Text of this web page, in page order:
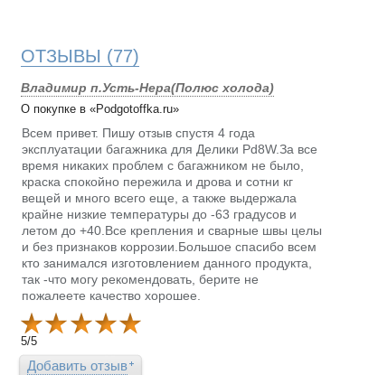
ОТЗЫВЫ (77)
Владимир п.Усть-Нера(Полюс холода)
О покупке в «Podgotoffka.ru»
Всем привет. Пишу отзыв спустя 4 года
эксплуатации багажника для Делики Pd8W.За все
время никаких проблем с багажником не было,
краска спокойно пережила и дрова и сотни кг
вещей и много всего еще, а также выдержала
крайне низкие температуры до -63 градусов и
летом до +40.Все крепления и сварные швы целы
и без признаков коррозии.Большое спасибо всем
кто занимался изготовлением данного продукта,
так -что могу рекомендовать, берите не
пожалеете качество хорошее.
5/5
Добавить отзыв